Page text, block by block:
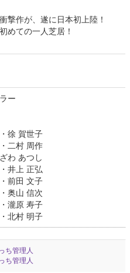
撃作が、遂に日本初上陸！
めての一人芝居！
ー
徐 賀世子
二村 周作
わ あつし
井上 正弘
前田 文子
奥山 信次
瀧原 寿子
北村 明子
ち管理人
ち管理人